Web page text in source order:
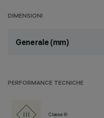
DIMENSIONI
Generale (mm)
PERFORMANCE TECNICHE
Classe III